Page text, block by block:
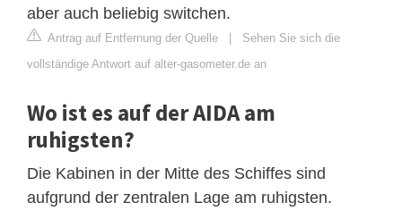
aber auch beliebig switchen.
Antrag auf Entfernung der Quelle
Sehen Sie sich die
vollständige Antwort auf alter-gasometer.de an
Wo ist es auf der AIDA am
ruhigsten?
Die Kabinen in der Mitte des Schiffes sind
aufgrund der zentralen Lage am ruhigsten.